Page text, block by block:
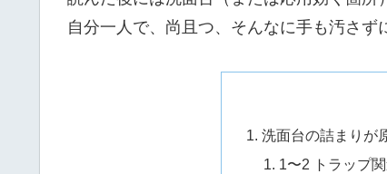
自分一人で、尚且つ、そんなに手も汚さず
洗面台の詰まりが
1〜2 トラップ